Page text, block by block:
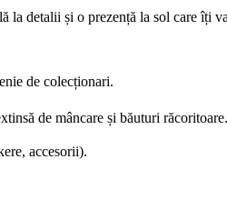
detalii și o prezență la sol care îți
de colecționari.
de mâncare și băuturi răcoritoare.
accesorii).